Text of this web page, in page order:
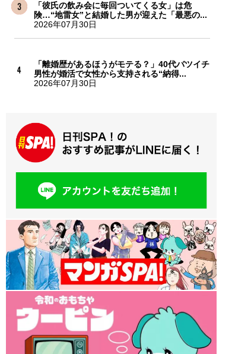
「彼氏の飲み会に毎回ついてくる女」は危
険…“地雷女”と結婚した男が迎えた「最悪の...
2026年07月30日
「離婚歴があるほうがモテる？」40代バツイチ
男性が婚活で女性から支持される“納得...
2026年07月30日